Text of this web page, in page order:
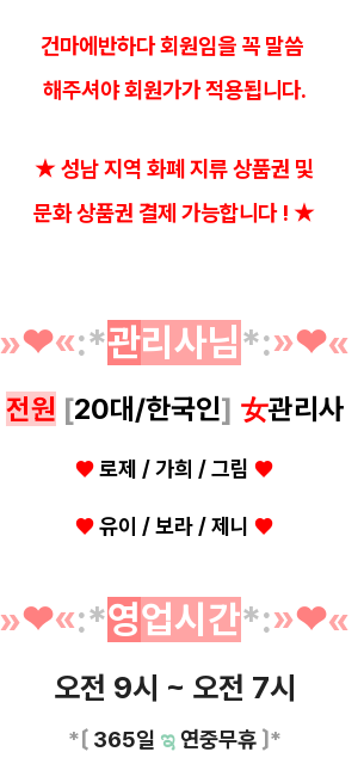
건마에반하다 회원임을 꼭 말씀
해주셔야 회원가가 적용됩니다.
★ 성남 지역 화폐 지류 상품권 및
문화 상품권 결제 가능합니다 ! ★
»❤︎«:*관리사님*:»❤︎«
전원 [20대/한국인] 女관리사
♥로제 / 가희 / 그림 ♥
♥유이 / 보라 / 제니 ♥
»❤︎«:*영업시간*:»❤︎«
오전 9시 ~ 오전 7시
*〔 365일 ಇ연중무휴 〕*